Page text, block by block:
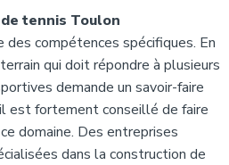
tennis Toulon
compétences spécifiques. En
qui doit répondre à plusieurs
demande un savoir-faire
est fortement conseillé de faire
domaine. Des entreprises
dans la construction de